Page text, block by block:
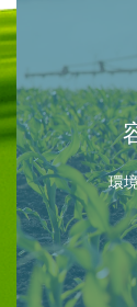
環
ECO-
日間で
ら、
ンプライ
る環境配
規制の厳
現